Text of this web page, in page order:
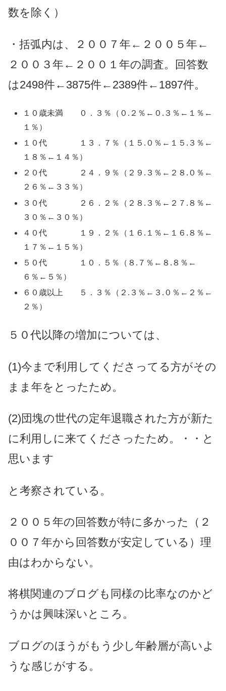
数を除く）
・括弧内は、２００７年←２００５年←
２００３年←２００１年の調査。回答数
は2498件←3875件←2389件←1897件。
１０歳未満 ０．３％（０.２％←０.３％←１％←
１％）
１０代 １３．７％（１５.０％←１５.３％←
１８％←１４％）
２０代 ２４．９％（２９.３％←２８.０％←
２６％←３３％）
３０代 ２６．２％（２８.３％←２７.８％←
３０％←３０％）
４０代 １９．２％（１６.１％←１６.８％←
１７％←１５％）
５０代 １０．５％（８.７％←８.８％←
６％←５％）
６０歳以上 ５．３％（２.３％←３.０％←２％←
２％）
５０代以降の増加については、
(1)今まで利用してくださってる方がその
まま年をとったため。
(2)団塊の世代の定年退職された方が新た
に利用しに来てくださったため。・・と
思います
と考察されている。
２００５年の回答数が特に多かった（２
００７年から回答数が安定している）理
由はわからない。
将棋関連のブログも同様の比率なのかど
うかは興味深いところ。
ブログのほうがもう少し年齢層が高いよ
うな感じがする。